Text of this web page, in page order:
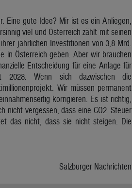
Eine gute Idee? Mir ist es ein Anliegen,
viel und Österreich zählt mit seinen
jährlichen Investitionen von 3,8 Mrd.
in Österreich geben. Aber wir brauchen
Entscheidung für eine Anlage für
2028. Wenn sich dazwischen die
Wir müssen permanent
korrigieren. Es ist richtig,
nicht vergessen, dass eine CO2 -Steuer
das nicht, dass sie nicht steigen. Die
Salzburger Nachrichten